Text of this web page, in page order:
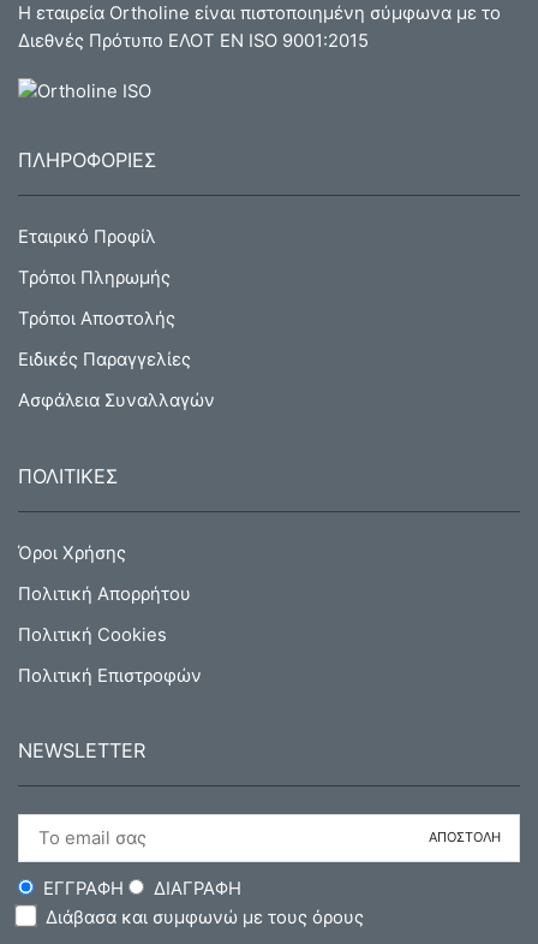
Η εταιρεία Ortholine είναι πιστοποιημένη σύμφωνα με το
Διεθνές Πρότυπο ΕΛΟΤ ΕΝ ISO 9001:2015
ΠΛΗΡΟΦΟΡΙΕΣ
Εταιρικό Προφίλ
Τρόποι Πληρωμής
Τρόποι Αποστολής
Ειδικές Παραγγελίες
Ασφάλεια Συναλλαγών
ΠΟΛΙΤΙΚΕΣ
Όροι Χρήσης
Πολιτική Απορρήτου
Πολιτική Cookies
Πολιτική Επιστροφών
NEWSLETTER
ΕΓΓΡΑΦΗ
ΔΙΑΓΡΑΦΗ
Διάβασα και συμφωνώ με τους όρους